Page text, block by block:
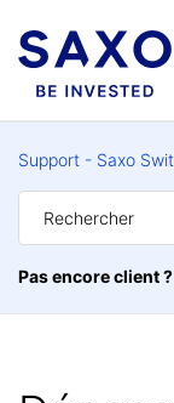
Support - Saxo
Pas encore client ?